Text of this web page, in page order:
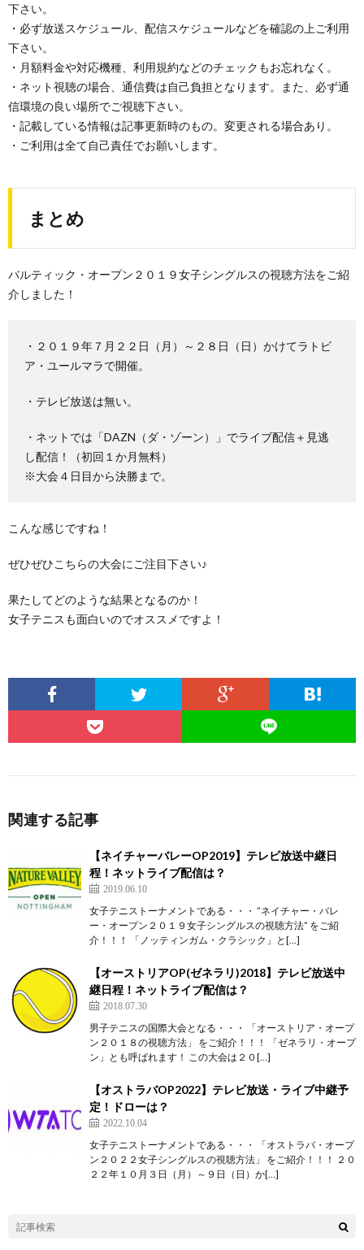
下さい。
・必ず放送スケジュール、配信スケジュールなどを確認の上ご利用
下さい。
・月額料金や対応機種、利用規約などのチェックもお忘れなく。
・ネット視聴の場合、通信費は自己負担となります。また、必ず通
信環境の良い場所でご視聴下さい。
・記載している情報は記事更新時のもの。変更される場合あり。
・ご利用は全て自己責任でお願いします。
まとめ
バルティック・オープン２０１９女子シングルスの視聴方法をご紹
介しました！
・２０１９年７月２２日（月）～２８日（日）かけてラトビ
ア・ユールマラで開催。
・テレビ放送は無い。
・ネットでは「DAZN（ダ・ゾーン）」でライブ配信＋見逃
し配信！（初回１か月無料）
※大会４日目から決勝まで。
こんな感じですね！
ぜひぜひこちらの大会にご注目下さい♪
果たしてどのような結果となるのか！
女子テニスも面白いのでオススメですよ！
関連する記事
【ネイチャーバレーOP2019】テレビ放送中継日
程！ネットライブ配信は？
2019.06.10
女子テニストーナメントである・・・ ”ネイチャー・バレ
ー・オープン２０１９女子シングルスの視聴方法” をご紹
介！！！ 「ノッティンガム・クラシック」と[…]
【オーストリアOP(ゼネラリ)2018】テレビ放送中
継日程！ネットライブ配信は？
2018.07.30
男子テニスの国際大会となる・・・ 「オーストリア・オープ
ン２０１８の視聴方法」 をご紹介！！！ 「ゼネラリ・オープ
ン」とも呼ばれます！ この大会は２０[…]
【オストラバOP2022】テレビ放送・ライブ中継予
定！ドローは？
2022.10.04
女子テニストーナメントである・・・ 「オストラバ・オープ
ン２０２２女子シングルスの視聴方法」 をご紹介！！！ ２０
２２年１０月３日（月）～９日（日）か[…]